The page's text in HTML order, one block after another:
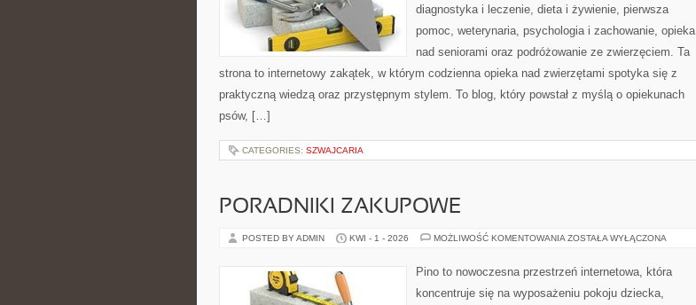
diagnostyka i leczenie, dieta i żywienie, pierwsza
pomoc, weterynaria, psychologia i zachowanie, opieka
nad seniorami oraz podróżowanie ze zwierzęciem. Ta
strona to internetowy zakątek, w którym codzienna opieka nad zwierzętami spotyka się z
praktyczną wiedzą oraz przystępnym stylem. To blog, który powstał z myślą o opiekunach
psów, […]
CATEGORIES: SZWAJCARIA
PORADNIKI ZAKUPOWE
POSTED BY ADMIN KWI - 1 - 2026 MOŻLIWOŚĆ KOMENTOWANIA PORADNIKI
ZOSTAŁA WYŁĄCZONA
Pino to nowoczesna przestrzeń internetowa, która
koncentruje się na wyposażeniu pokoju dziecka,